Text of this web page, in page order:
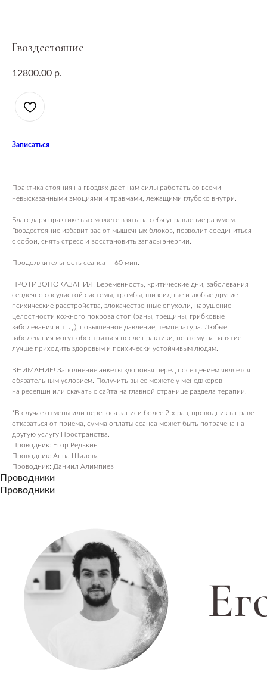
Гвоздестояние
12800.00 р.
Записаться
Практика стояния на гвоздях дает нам силы работать со всеми
невысказанными эмоциями и травмами, лежащими глубоко внутри.
Благодаря практике вы сможете взять на себя управление разумом.
Гвоздестояние избавит вас от мышечных блоков, позволит соединиться
с собой, снять стресс и восстановить запасы энергии.
Продолжительность сеанса — 60 мин.
ПРОТИВОПОКАЗАНИЯ! Беременность, критические дни, заболевания
сердечно сосудистой системы, тромбы, шизоидные и любые другие
психические расстройства, злокачественные опухоли, нарушение
целостности кожного покрова стоп (раны, трещины, грибковые
заболевания и т. д.), повышенное давление, температура. Любые
заболевания могут обостриться после практики, поэтому на занятие
лучше приходить здоровым и психически устойчивым людям.
ВНИМАНИЕ! Заполнение анкеты здоровья перед посещением является
обязательным условием. Получить вы ee можете у менеджеров
на ресепшн или скачать c сайта на главной странице раздела терапии.
*В случае отмены или переноса записи более 2-х раз, проводник в праве
отказаться от приема, сумма оплаты сеанса может быть потрачена на
другую услугу Пространства.
Проводник: Егор Редькин
Проводник: Анна Шилова
Проводник: Даниил Алимпиев
Проводники
Проводники